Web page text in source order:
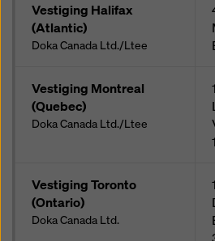
Vestiging Halifax
(Atlantic)
Doka Canada Ltd./Ltee
Vestiging Montreal
(Quebec)
Doka Canada Ltd./Ltee
Vestiging Toronto
(Ontario)
Doka Canada Ltd.